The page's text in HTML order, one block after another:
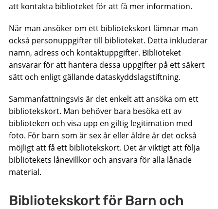
att kontakta biblioteket för att få mer information.
När man ansöker om ett bibliotekskort lämnar man
också personuppgifter till biblioteket. Detta inkluderar
namn, adress och kontaktuppgifter. Biblioteket
ansvarar för att hantera dessa uppgifter på ett säkert
sätt och enligt gällande dataskyddslagstiftning.
Sammanfattningsvis är det enkelt att ansöka om ett
bibliotekskort. Man behöver bara besöka ett av
biblioteken och visa upp en giltig legitimation med
foto. För barn som är sex år eller äldre är det också
möjligt att få ett bibliotekskort. Det är viktigt att följa
bibliotekets lånevillkor och ansvara för alla lånade
material.
Bibliotekskort för Barn och